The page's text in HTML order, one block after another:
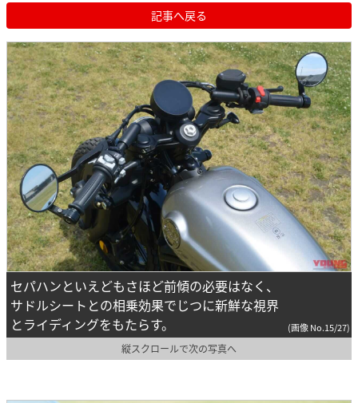
記事へ戻る
セパハンといえどもさほど前傾の必要はなく、
サドルシートとの相乗効果でじつに新鮮な視界
とライディングをもたらす。
(画像 No.15/27)
縦スクロールで次の写真へ